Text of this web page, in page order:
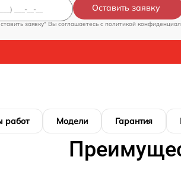
Оставить заявку
заявку" Вы соглашаетесь c политикой
работ Модели Гарантия